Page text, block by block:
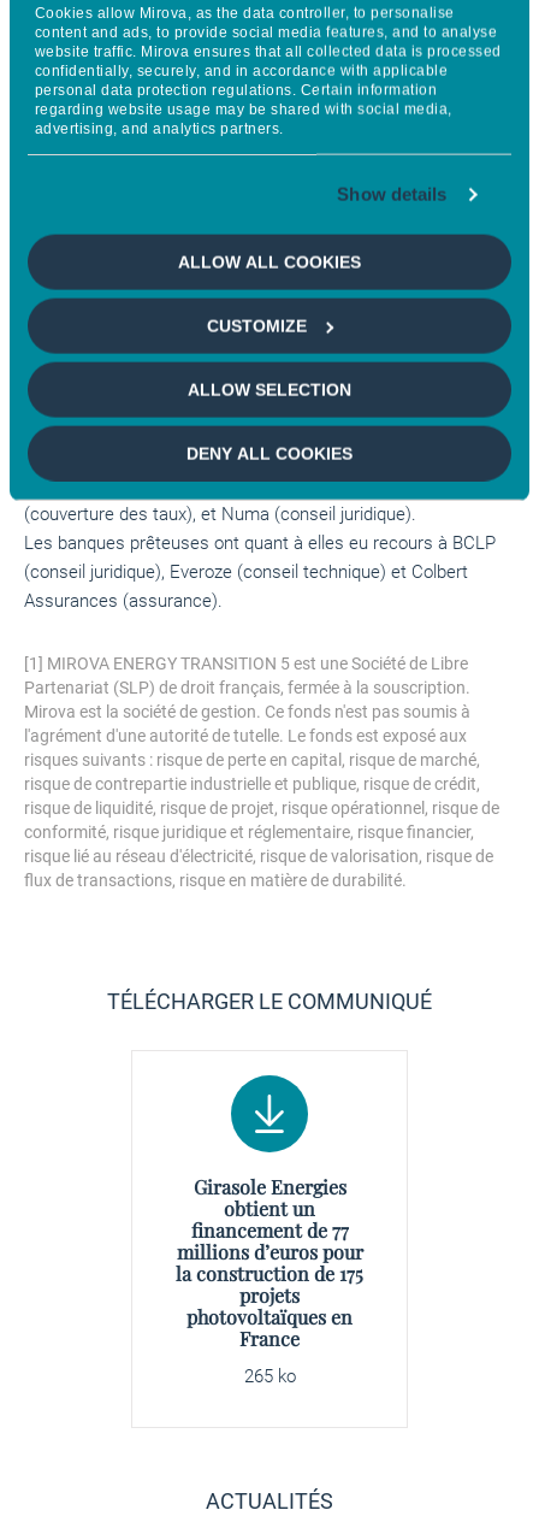
Cookies allow Mirova, as the data controller, to personalise
content and ads, to provide social media features, and to analyse
website traffic. Mirova ensures that all collected data is processed
confidentially, securely, and in accordance with applicable
personal data protection regulations. Certain information
regarding website usage may be shared with social media,
advertising, and analytics partners.
Show details
ALLOW ALL COOKIES
CUSTOMIZE
ALLOW SELECTION
DENY ALL COOKIES
Grégory Faillenet, Directeur général de BPCE ENERGECO
«Après l’entrée de Mirova au capital de Girasole Energies
début 2023, cette nouvelle phase de financement aux côtés
de nos partenaires au sein du Groupe BPCE contribue à
accélérer le déploiement de l’énergie solaire photovoltaïque au
d’investissement vise à soutenir sur le long terme le
développement et la croissance de développeurs engagés
dans l’accélération de la transition énergétique, tels que
Girasole Energies.
Anne-Laure Messier
d’investissement chez Mirova
INTERVENANTS :
Pour mener à bien cette opération, Girasole Energies a été
accompagné par Finergreen (conseil financier global), Noveo
(couverture des taux), et Numa (conseil juridique).
Les banques prêteuses ont quant à elles eu recours à BCLP
(conseil juridique), Everoze (conseil technique) et Colbert
Assurances (assurance).
[1] MIROVA ENERGY TRANSITION 5 est une Société de Libre
Partenariat (SLP) de droit français, fermée à la souscription.
Mirova est la société de gestion. Ce fonds n'est pas soumis à
l'agrément d'une autorité de tutelle. Le fonds est exposé aux
risques suivants : risque de perte en capital, risque de marché,
risque de contrepartie industrielle et publique, risque de crédit,
risque de liquidité, risque de projet, risque opérationnel, risque de
conformité, risque juridique et réglementaire, risque financier,
risque lié au réseau d'électricité, risque de valorisation, risque de
flux de transactions, risque en matière de durabilité.
TÉLÉCHARGER LE COMMUNIQUÉ
Girasole Energies
obtient un
financement de 77
millions d’euros pour
la construction de 175
projets
photovoltaïques en
France
265 ko
ACTUALITÉS